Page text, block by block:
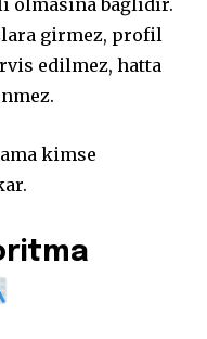
girmez, profil
edilmez, hatta
kimse